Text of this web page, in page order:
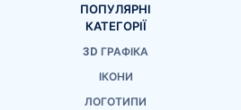
ПОПУЛЯРНІ
КАТЕГОРІЇ
3D ГРАФІКА
ІКОНИ
ЛОГОТИПИ